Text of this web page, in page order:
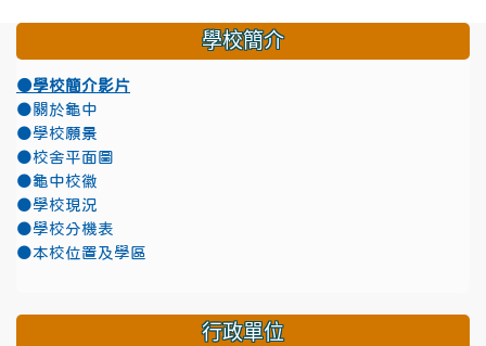
學校簡介
●學校簡介影片
●關於龜中
●學校願景
●校舍平面圖
●龜中校徽
●學校現況
●學校分機表
●本校位置及學區
行政單位